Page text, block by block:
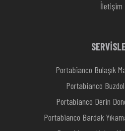
İletişim
Portabianco Bulaşık
Portabianco
Portabianco Derin
Portabianco Bardak